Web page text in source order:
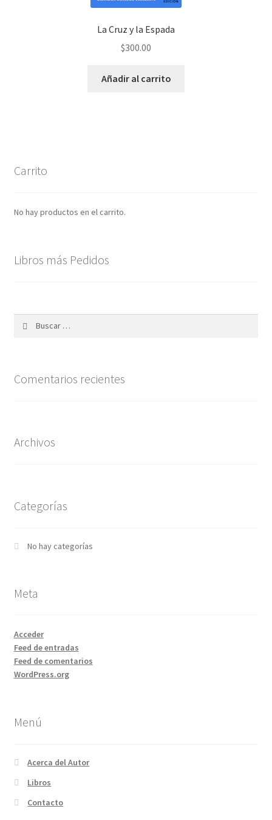
La Cruz y la Espada
$300.00
Añadir al carrito
Carrito
No hay productos en el carrito.
Libros más Pedidos
Comentarios recientes
Archivos
Categorías
No hay categorías
Meta
Acceder
Feed de entradas
Feed de comentarios
WordPress.org
Menú
Acerca del Autor
Libros
Contacto